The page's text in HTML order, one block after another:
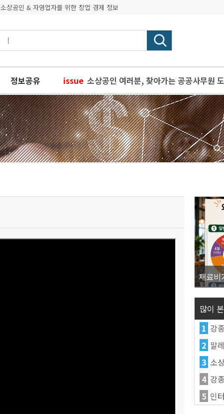
소상공인 & 자영업자를 위한 창업 경제 정보
정보공유 issue 소상공인 여러분, 찾아가는 공공사무원
음식점 재창업의 성공 전략, 폐업의 주요
창업기업 현황 데이터 시각화 서비스 제공
구직자 10명 중 3명은 취업 대신 창업을
음식점 재창업의 성공 전략, 폐업의 주
많이
1 강
2 말레
3 소상
4 강종헌
5 인